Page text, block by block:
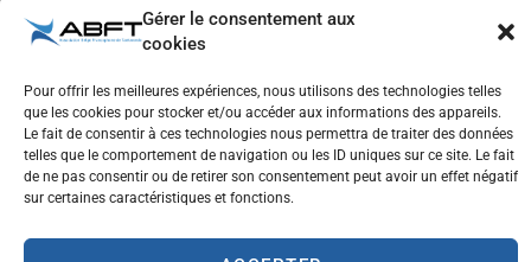
Gérer le consentement aux
cookies
Pour offrir les meilleures expériences, nous utilisons des technologies telles
que les cookies pour stocker et/ou accéder aux informations des appareils.
Le fait de consentir à ces technologies nous permettra de traiter des données
telles que le comportement de navigation ou les ID uniques sur ce site. Le fait
de ne pas consentir ou de retirer son consentement peut avoir un effet négatif
sur certaines caractéristiques et fonctions.
Association Belge Francophone de Taekwondo
Chaussée de Wavre, 2057 - 1160 Auderghem
info@abft.be
+32 (0)2 347 34 77